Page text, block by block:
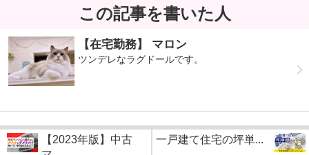
この記事を書いた人
【在宅勤務】 マロン
ツンデレなラグドールです。
【2023年版】中古
一戸建て住宅の坪単...